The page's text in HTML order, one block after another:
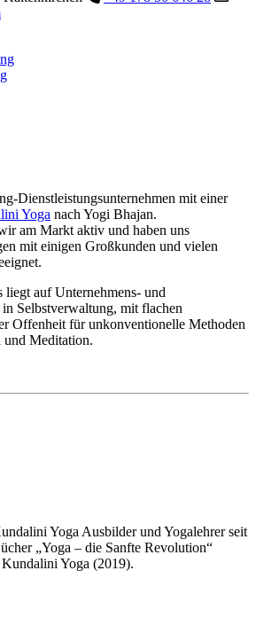
Dienstleistungsunternehmen mit einer
Yoga nach Yogi Bhajan.
am Markt aktiv und haben uns
mit einigen Großkunden und vielen
liegt auf Unternehmens- und
Selbstverwaltung, mit flachen
Offenheit für unkonventionelle Methoden
und Meditation.
Yoga Ausbilder und Yogalehrer seit
„Yoga – die Sanfte Revolution“
Yoga (2019).